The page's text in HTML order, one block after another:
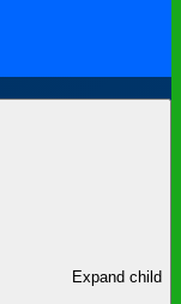
Expand child